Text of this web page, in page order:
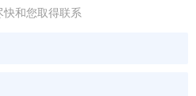
和您取得联系